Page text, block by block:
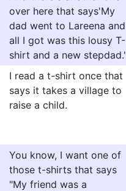
over here that says'My
dad went to Lareena and
all I got was this lousy T-
shirt and a new stepdad.'
I read a t-shirt once that
says it takes a village to
raise a child.
You know, I want one of
those t-shirts that says
"My friend was a